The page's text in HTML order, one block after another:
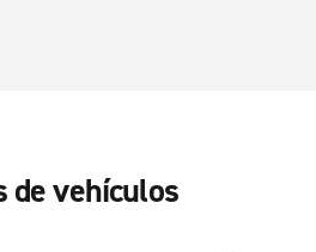
de vehículos